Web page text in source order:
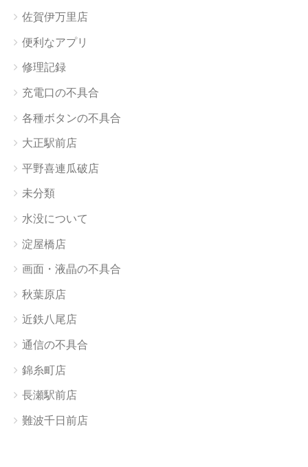
佐賀伊万里店
便利なアプリ
修理記録
充電口の不具合
各種ボタンの不具合
大正駅前店
平野喜連瓜破店
未分類
水没について
淀屋橋店
画面・液晶の不具合
秋葉原店
近鉄八尾店
通信の不具合
錦糸町店
長瀬駅前店
難波千日前店